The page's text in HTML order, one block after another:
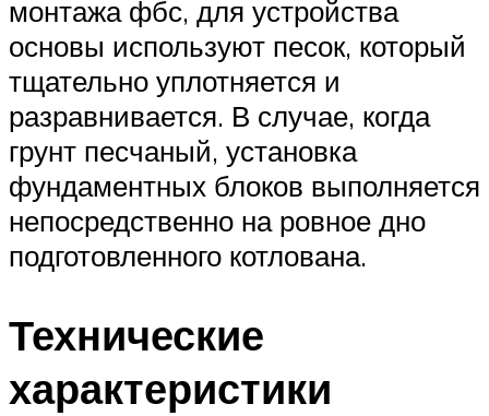
монтажа фбс, для устройства
основы используют песок, который
тщательно уплотняется и
разравнивается. В случае, когда
грунт песчаный, установка
фундаментных блоков выполняется
непосредственно на ровное дно
подготовленного котлована.
Технические
характеристики